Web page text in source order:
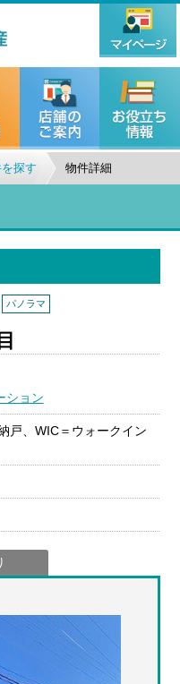
探す 物件詳細
パノラマ
ション
戸、WIC＝ウォークイン